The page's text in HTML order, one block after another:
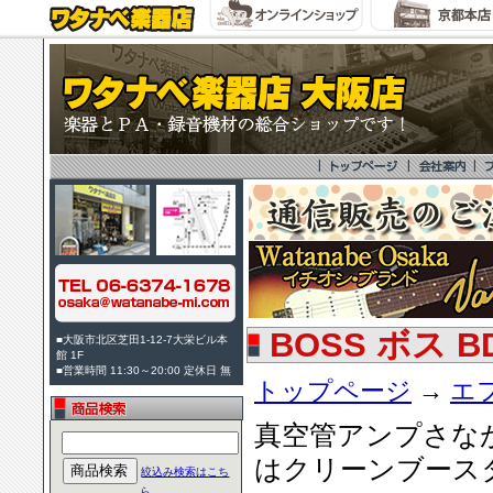
■大阪市北区芝田1-12-7大栄ビル本
館 1F
■営業時間 11:30～20:00 定休日 無
絞込み検索はこち
BOSS ボス
トップページ → エ
真空管アンプさな
はクリーンブース